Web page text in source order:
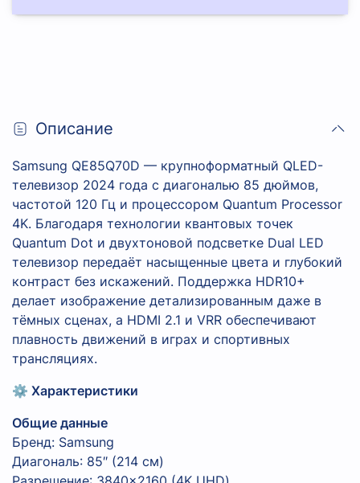
Описание
Samsung QE85Q70D — крупноформатный QLED-
телевизор 2024 года с диагональю 85 дюймов,
частотой 120 Гц и процессором Quantum Processor
4K. Благодаря технологии квантовых точек
Quantum Dot и двухтоновой подсветке Dual LED
телевизор передаёт насыщенные цвета и глубокий
контраст без искажений. Поддержка HDR10+
делает изображение детализированным даже в
тёмных сценах, а HDMI 2.1 и VRR обеспечивают
плавность движений в играх и спортивных
трансляциях.
⚙️ Характеристики
Общие данные
Бренд: Samsung
Диагональ: 85″ (214 см)